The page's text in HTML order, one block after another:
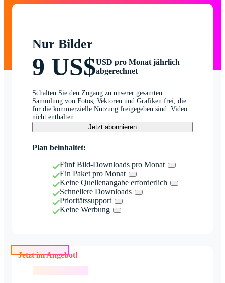
Nur Bilder
9 US$USD pro Monat jährlich
abgerechnet
Schalten Sie den Zugang zu unserer gesamten
Sammlung von Fotos, Vektoren und Grafiken frei, die
für die kommerzielle Nutzung freigegeben sind. Video
nicht enthalten.
Jetzt abonnieren
Plan beinhaltet:
Fünf Bild-Downloads pro Monat
Ein Paket pro Monat
Keine Quellenangabe erforderlich
Schnellere Downloads
Prioritätssupport
Keine Werbung
Jetzt im Angebot!